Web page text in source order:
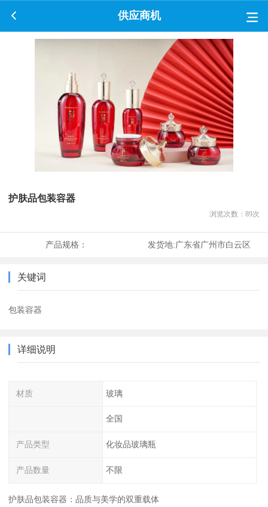
供应商机
护肤品包装容器
浏览次数： 89次
产品规格： 发货地:广东省广州市白云区
关键词
包装容器
详细说明
材质 玻璃
全国
产品类型 化妆品玻璃瓶
产品数量 不限
护肤品包装容器：品质与美学的双重载体